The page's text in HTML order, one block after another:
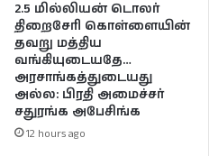
2.5 மில்லியன் டொலர்
திறைசேரி கொள்ளையின்
தவறு மத்திய
வங்கியுடையதே…
அரசாங்கத்துடையது
அல்ல: பிரதி அமைச்சர்
சதுரங்க அபேசிங்க
12 hours ago